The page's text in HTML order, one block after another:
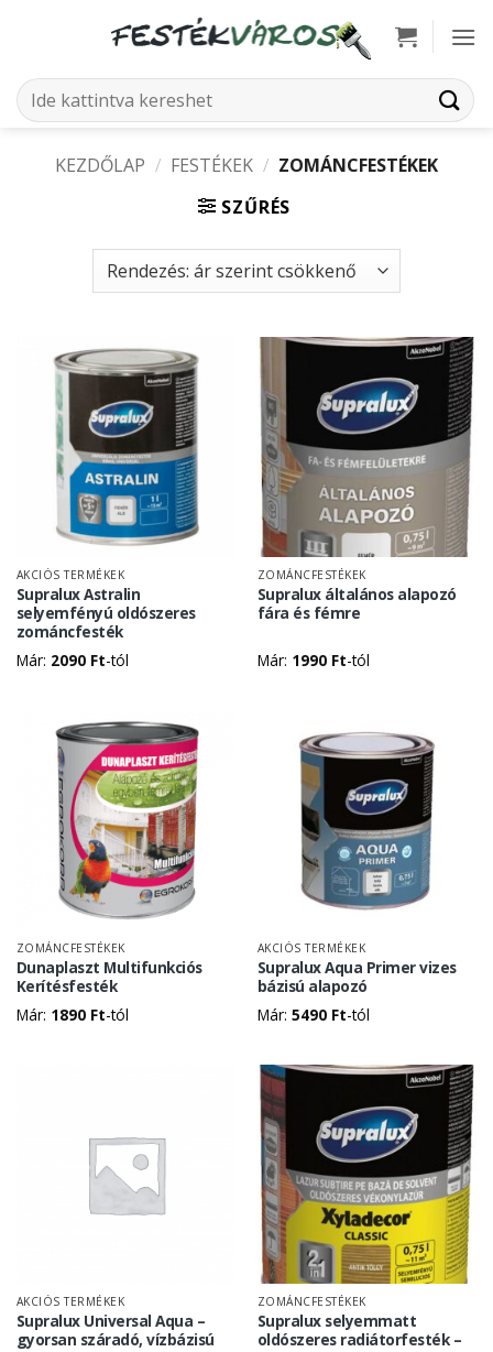
Keresés
a
KEZDŐLAP / FESTÉKEK / ZOMÁNCFESTÉKEK
SZŰRÉS
AKCIÓS TERMÉKEK
Supralux Astralin
selyemfényú oldószeres
zománcfesték
Már: 2090 Ft-tól
ZOMÁNCFESTÉKEK
Supralux általános alapozó
fára és fémre
Már: 1990 Ft-tól
ZOMÁNCFESTÉKEK
Dunaplaszt Multifunkciós
Kerítésfesték
Már: 1890 Ft-tól
AKCIÓS TERMÉKEK
Supralux Aqua Primer vizes
bázisú alapozó
Már: 5490 Ft-tól
AKCIÓS TERMÉKEK
Supralux Universal Aqua –
gyorsan száradó, vízbázisú
ZOMÁNCFESTÉKEK
Supralux selyemmatt
oldószeres radiátorfesték –